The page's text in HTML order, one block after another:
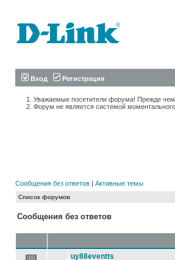
Вход Регистрация
Уважаемые посетители форума! Прежде
Форум не является системой
Сообщения без ответов | Активные темы
Список форумов
Сообщения без ответов
uy88eventts